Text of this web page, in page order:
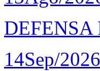
DEFENSA
14Sep/2026